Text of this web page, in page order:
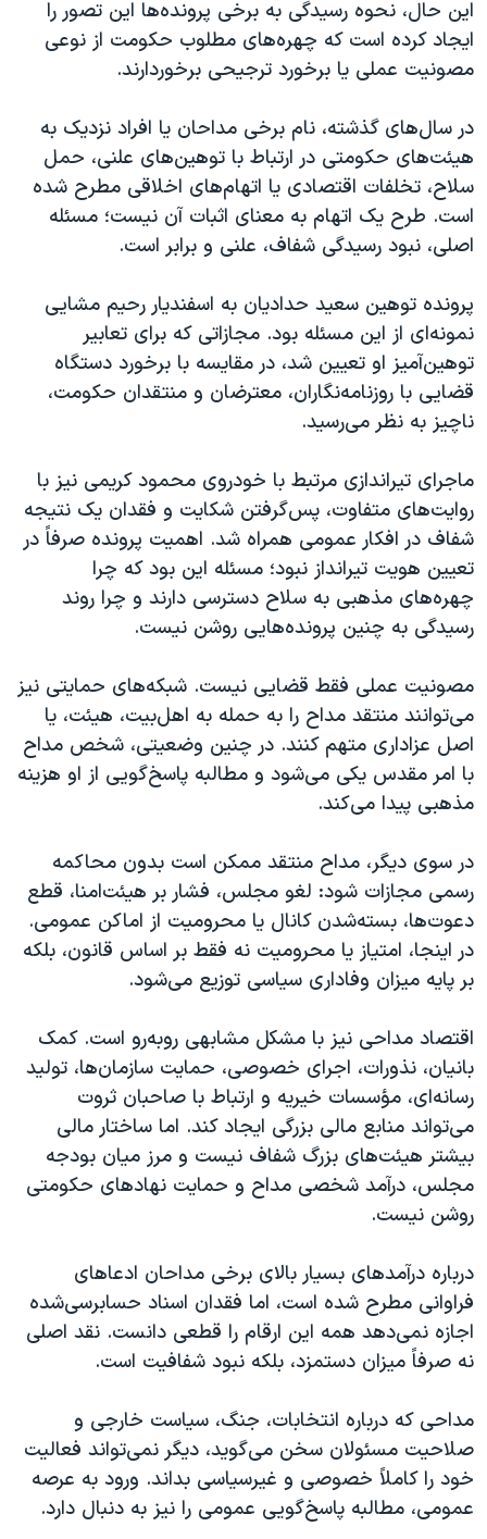
این‌ حال، نحوه رسیدگی به برخی پرونده‌ها این تصور را
ایجاد کرده است که چهره‌های مطلوب حکومت از نوعی
مصونیت عملی یا برخورد ترجیحی برخوردارند.
در سال‌های گذشته، نام برخی مداحان یا افراد نزدیک به
هیئت‌های حکومتی در ارتباط با توهین‌های علنی، حمل
سلاح، تخلفات اقتصادی یا اتهام‌های اخلاقی مطرح شده
است. طرح یک اتهام به معنای اثبات آن نیست؛ مسئله
اصلی، نبود رسیدگی شفاف، علنی و برابر است.
پرونده توهین سعید حدادیان به اسفندیار رحیم مشایی
نمونه‌ای از این مسئله بود. مجازاتی که برای تعابیر
توهین‌آمیز او تعیین شد، در مقایسه با برخورد دستگاه
قضایی با روزنامه‌نگاران، معترضان و منتقدان حکومت،
ناچیز به نظر می‌رسید.
ماجرای تیراندازی مرتبط با خودروی محمود کریمی نیز با
روایت‌های متفاوت، پس‌گرفتن شکایت و فقدان یک نتیجه
شفاف در افکار عمومی همراه شد. اهمیت پرونده صرفاً در
تعیین هویت تیرانداز نبود؛ مسئله این بود که چرا
چهره‌های مذهبی به سلاح دسترسی دارند و چرا روند
رسیدگی به چنین پرونده‌هایی روشن نیست.
مصونیت عملی فقط قضایی نیست. شبکه‌های حمایتی نیز
می‌توانند منتقد مداح را به حمله به اهل‌بیت، هیئت، یا
اصل عزاداری متهم کنند. در چنین وضعیتی، شخص مداح
با امر مقدس یکی می‌شود و مطالبه پاسخ‌گویی از او هزینه
مذهبی پیدا می‌کند.
در سوی دیگر، مداح منتقد ممکن است بدون محاکمه
رسمی مجازات شود: لغو مجلس، فشار بر هیئت‌امنا، قطع
دعوت‌ها، بسته‌شدن کانال یا محرومیت از اماکن عمومی.
در اینجا، امتیاز یا محرومیت نه فقط بر اساس قانون، بلکه
بر پایه میزان وفاداری سیاسی توزیع می‌شود.
اقتصاد مداحی نیز با مشکل مشابهی روبه‌رو است. کمک
بانیان، نذورات، اجرای خصوصی، حمایت سازمان‌ها، تولید
رسانه‌ای، مؤسسات خیریه و ارتباط با صاحبان ثروت
می‌تواند منابع مالی بزرگی ایجاد کند. اما ساختار مالی
بیشتر هیئت‌های بزرگ شفاف نیست و مرز میان بودجه
مجلس، درآمد شخصی مداح و حمایت نهادهای حکومتی
روشن نیست.
درباره درآمدهای بسیار بالای برخی مداحان ادعاهای
فراوانی مطرح شده است، اما فقدان اسناد حسابرسی‌شده
اجازه نمی‌دهد همه این ارقام را قطعی دانست. نقد اصلی
نه صرفاً میزان دستمزد، بلکه نبود شفافیت است.
مداحی که درباره انتخابات، جنگ، سیاست خارجی و
صلاحیت مسئولان سخن می‌گوید، دیگر نمی‌تواند فعالیت
خود را کاملاً خصوصی و غیرسیاسی بداند. ورود به عرصه
عمومی، مطالبه پاسخ‌گویی عمومی را نیز به دنبال دارد.